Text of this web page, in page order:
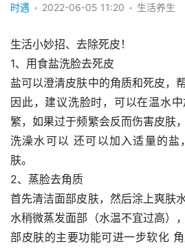
时遇 • 2022-06-05 11:20 • 生活养生
生活小妙招、去除死皮！
1、用食盐洗脸去死皮
盐可以澄清皮肤中的角质和死皮，
因此，建议洗脸时，可以在温水
繁，如果过于频繁会反而伤害皮肤
洗澡水可以 还可以加入适量的盐
肤。
2、蒸脸去角质
首先清洁面部皮肤，然后涂上爽肤
水稍微蒸发面部（水温不宜过高）
部皮肤的主要功能可进一步软化